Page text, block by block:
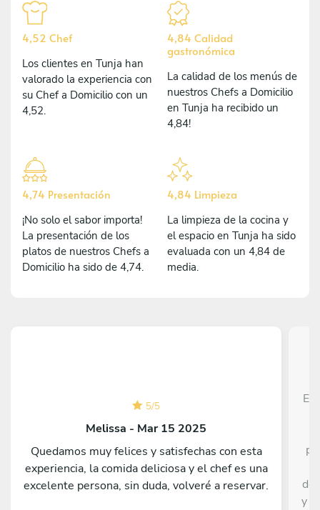
4,52 Chef
Los clientes en Tunja han
valorado la experiencia con
su Chef a Domicilio con un
4,52.
4,84 Calidad
gastronómica
La calidad de los menús de
nuestros Chefs a Domicilio
en Tunja ha recibido un
4,84!
4,74 Presentación
¡No solo el sabor importa!
La presentación de los
platos de nuestros Chefs a
Domicilio ha sido de 4,74.
4,84 Limpieza
La limpieza de la cocina y
el espacio en Tunja ha sido
evaluada con un 4,84 de
media.
5/5
Melissa - Mar 15 2025
Quedamos muy felices y satisfechas con esta
experiencia, la comida deliciosa y el chef es una
excelente persona, sin duda, volveré a reservar.
y